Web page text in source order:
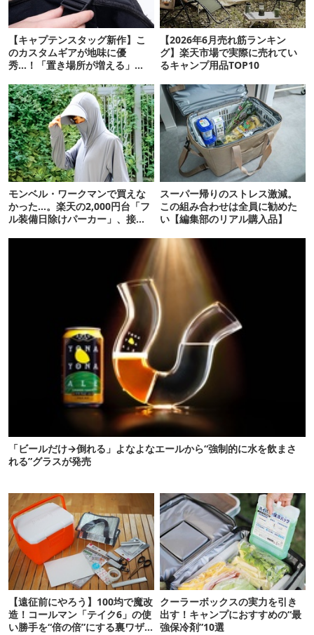
【キャプテンスタッグ新作】こ
のカスタムギアが地味に優
秀…！「置き場所が増える」
【2026年6月売れ筋ランキン
グ】楽天市場で実際に売れてい
るキャンプ用品TOP10
モンベル・ワークマンで買えな
かった…。楽天の2,000円台「フ
ル装備日除けパーカー」、接触
スーパー帰りのストレス激減。
この組み合わせは全員に勧めた
い【編集部のリアル購入品】
「ビールだけ→倒れる」よなよなエールから“強制的に水を飲まさ
れる”グラスが発売
【遠征前にやろう】100均で魔改
造！コールマン「テイク6」の使
い勝手を“倍の倍”にする裏ワザ6
クーラーボックスの実力を引き
出す！キャンプにおすすめの“最
強保冷剤”10選